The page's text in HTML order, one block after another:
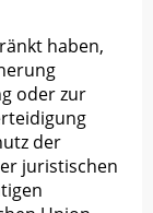
haben,
oder zur
der
juristischen